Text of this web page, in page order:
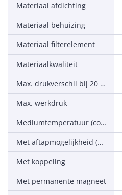
Materiaal afdichting
Materiaal behuizing
Materiaal filterelement
Materiaalkwaliteit
Max. drukverschil bij 20 °C
Max. werkdruk
Mediumtemperatuur (continu)
Met aftapmogelijkheid (aansluiting)
Met koppeling
Met permanente magneet